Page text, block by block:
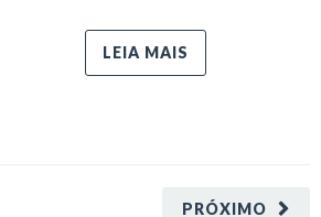
LEIA MAIS
PRÓXIMO